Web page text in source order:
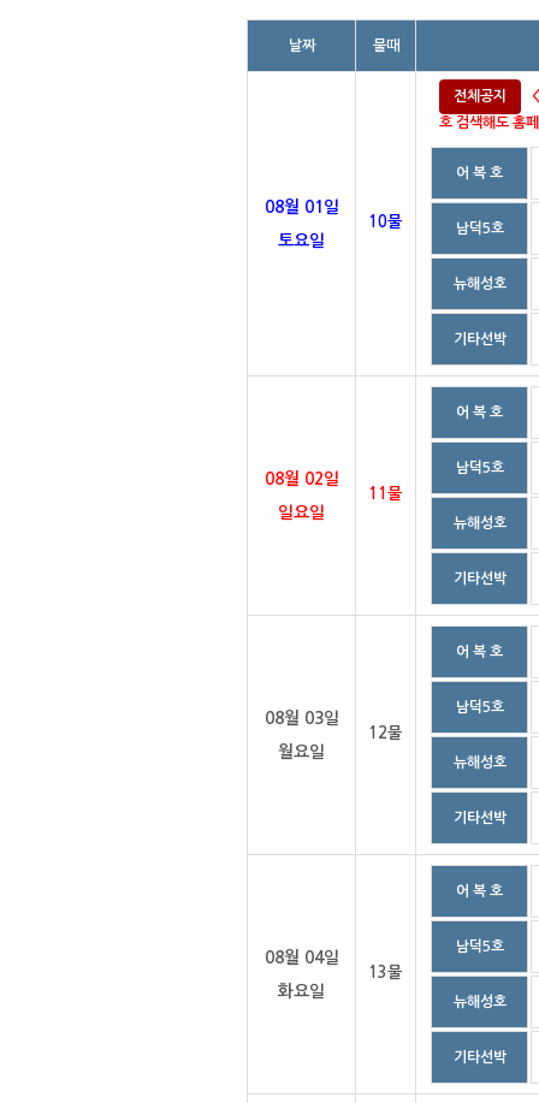
날짜 물때
08월 01일
토요일
10물
전체공지
호 검색해도 홈
어 복 호
남덕5호
뉴해성호
기타선박
08월 02일
일요일
11물
어 복 호
남덕5호
뉴해성호
기타선박
08월 03일
월요일
12물
어 복 호
남덕5호
뉴해성호
기타선박
08월 04일
화요일
13물
어 복 호
남덕5호
뉴해성호
기타선박